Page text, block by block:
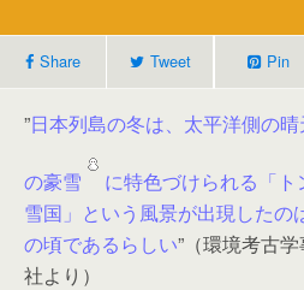
Share Tweet Pin
”日本列島の冬は、太平洋側の
の豪雪
に特色づけられる「
雪国」という風景が出現したの
の頃であるらしい”（環境考古
社より）